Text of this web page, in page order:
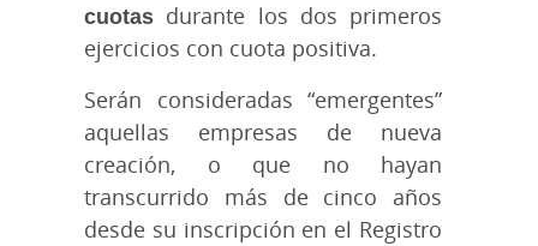
cuotas durante los dos primeros
ejercicios con cuota positiva.
Serán consideradas “emergentes”
aquellas empresas de nueva
creación, o que no hayan
transcurrido más de cinco años
desde su inscripción en el Registro